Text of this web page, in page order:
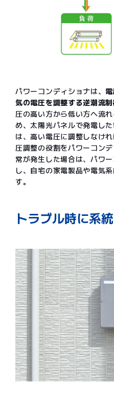
パワーコンディショナは、
気の電圧を調整する逆潮流
圧の高い方から低い方へ流
め、太陽光パネルで発電し
は、高い電圧に調整しなけ
圧調整の役割をパワーコン
常が発生した場合は、パワ
し、自宅の家電製品や電気
す。
トラブル時に系